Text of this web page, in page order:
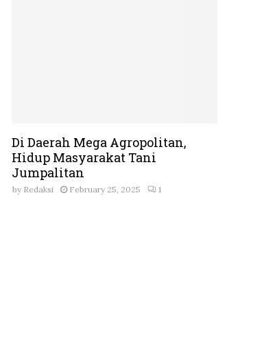
Di Daerah Mega Agropolitan,
Hidup Masyarakat Tani
Jumpalitan
by Redaksi February 25, 2025 1